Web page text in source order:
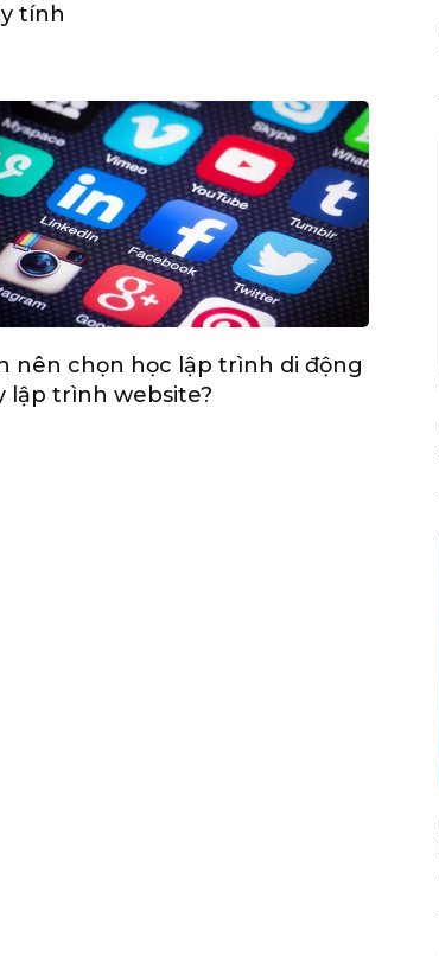
tính
nên chọn học lập trình di động
lập trình website?